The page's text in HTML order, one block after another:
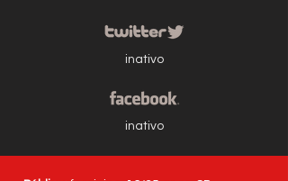
inativo
inativo